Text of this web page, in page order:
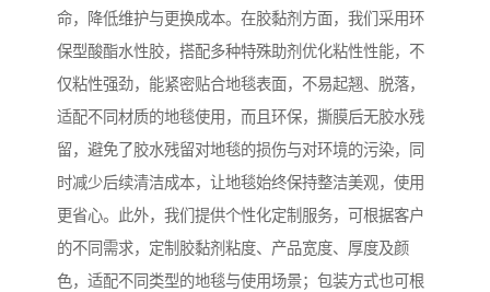
命，降低维护与更换成本。在胶黏剂方面，我们采用环
保型酸酯水性胶，搭配多种特殊助剂优化粘性性能，不
仅粘性强劲，能紧密贴合地毯表面，不易起翘、脱落，
适配不同材质的地毯使用，而且环保，撕膜后无胶水残
留，避免了胶水残留对地毯的损伤与对环境的污染，同
时减少后续清洁成本，让地毯始终保持整洁美观，使用
更省心。此外，我们提供个性化定制服务，可根据客户
的不同需求，定制胶黏剂粘度、产品宽度、厚度及颜
色，适配不同类型的地毯与使用场景；包装方式也可根